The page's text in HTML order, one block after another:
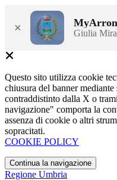
× Giulia
Questo sito utilizza cookie
chiusura del banner
contraddistinto dalla X o
navigazione" comporta la
assenza di cookie o altri
sopracitati.
COOKIE POLICY
Continua la navigazione
Regione Umbria